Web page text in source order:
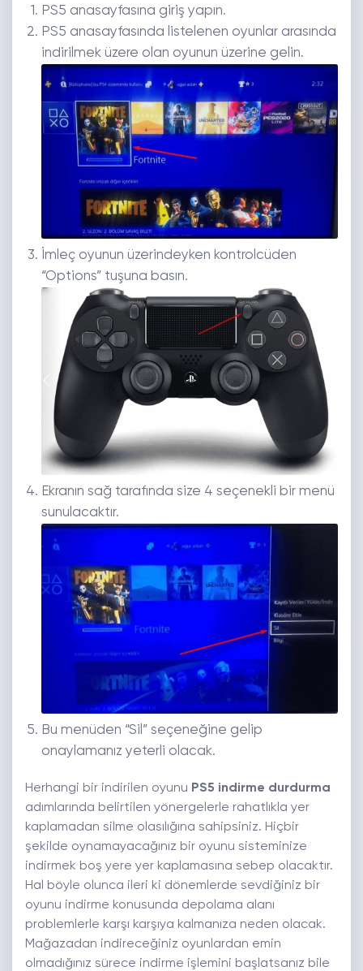
PS5 anasayfasına giriş yapın.
PS5 anasayfasında listelenen oyunlar arasında
indirilmek üzere olan oyunun üzerine gelin.
İmleç oyunun üzerindeyken kontrolcüden
“Options” tuşuna basın.
Ekranın sağ tarafında size 4 seçenekli bir menü
sunulacaktır.
Bu menüden “Sil” seçeneğine gelip
onaylamanız yeterli olacak.
Herhangi bir indirilen oyunu PS5 indirme durdurma
adımlarında belirtilen yönergelerle rahatlıkla yer
kaplamadan silme olasılığına sahipsiniz. Hiçbir
şekilde oynamayacağınız bir oyunu sisteminize
indirmek boş yere yer kaplamasına sebep olacaktır.
Hal böyle olunca ileri ki dönemlerde sevdiğiniz bir
oyunu indirme konusunda depolama alanı
problemlerle karşı karşıya kalmanıza neden olacak.
Mağazadan indireceğiniz oyunlardan emin
olmadığınız sürece indirme işlemini başlatsanız bile